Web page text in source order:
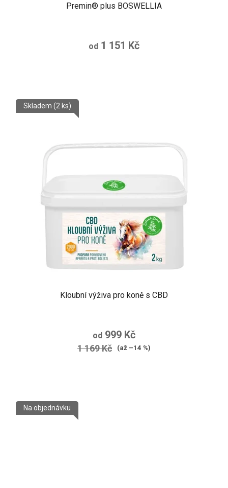
Premin® plus BOSWELLIA
od 1 151 Kč
Kloubní výživa pro koně s CBD
Skladem (2 ks)
od 999 Kč
1 169 Kč (až –14 %)
Na objednávku